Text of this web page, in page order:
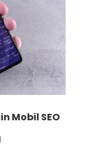
Mobil SEO